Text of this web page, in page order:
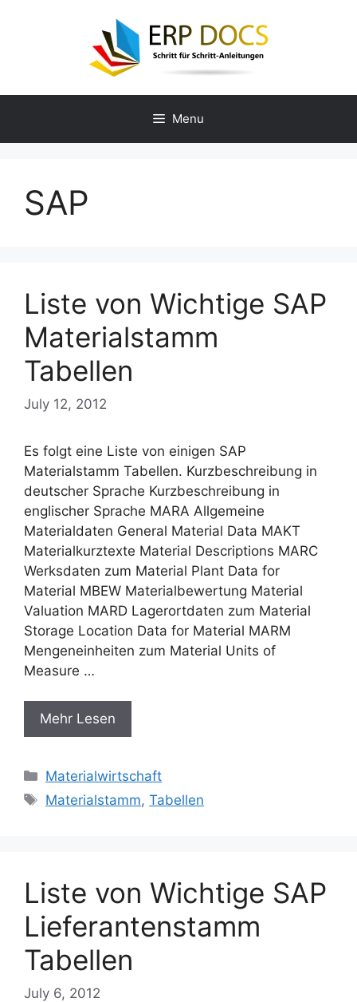
Menu
SAP
Liste von Wichtige SAP
Materialstamm
Tabellen
July 12, 2012
Es folgt eine Liste von einigen SAP
Materialstamm Tabellen. Kurzbeschreibung in
deutscher Sprache Kurzbeschreibung in
englischer Sprache MARA Allgemeine
Materialdaten General Material Data MAKT
Materialkurztexte Material Descriptions MARC
Werksdaten zum Material Plant Data for
Material MBEW Materialbewertung Material
Valuation MARD Lagerortdaten zum Material
Storage Location Data for Material MARM
Mengeneinheiten zum Material Units of
Measure …
Mehr Lesen
Categories
Materialwirtschaft
Tags
Materialstamm,Tabellen
Liste von Wichtige SAP
Lieferantenstamm
Tabellen
July 6, 2012